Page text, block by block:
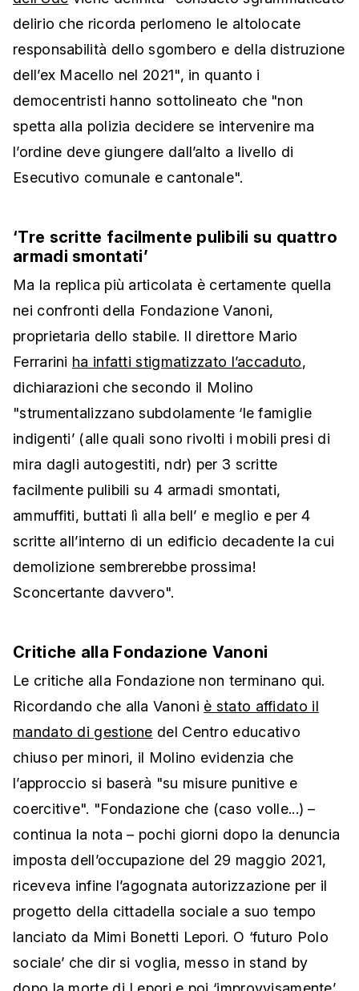
delirio che ricorda perlomeno le altolocate
responsabilità dello sgombero e della distruzione
dell’ex Macello nel 2021", in quanto i
democentristi hanno sottolineato che "non
spetta alla polizia decidere se intervenire ma
l’ordine deve giungere dall’alto a livello di
Esecutivo comunale e cantonale".
‘Tre scritte facilmente pulibili su quattro
armadi smontati’
Ma la replica più articolata è certamente quella
nei confronti della Fondazione Vanoni,
proprietaria dello stabile. Il direttore Mario
Ferrarini ha infatti stigmatizzato l’accaduto,
dichiarazioni che secondo il Molino
"strumentalizzano subdolamente ‘le famiglie
indigenti’ (alle quali sono rivolti i mobili presi di
mira dagli autogestiti, ndr) per 3 scritte
facilmente pulibili su 4 armadi smontati,
ammuffiti, buttati lì alla bell’ e meglio e per 4
scritte all’interno di un edificio decadente la cui
demolizione sembrerebbe prossima!
Sconcertante davvero".
Critiche alla Fondazione Vanoni
Le critiche alla Fondazione non terminano qui.
Ricordando che alla Vanoni è stato affidato il
mandato di gestione del Centro educativo
chiuso per minori, il Molino evidenzia che
l’approccio si baserà "su misure punitive e
coercitive". "Fondazione che (caso volle...) –
continua la nota – pochi giorni dopo la denuncia
imposta dell’occupazione del 29 maggio 2021,
riceveva infine l’agognata autorizzazione per il
progetto della cittadella sociale a suo tempo
lanciato da Mimi Bonetti Lepori. O ‘futuro Polo
sociale’ che dir si voglia, messo in stand by